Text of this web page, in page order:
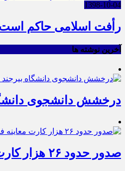
1398-10-04
رأفت اسلامی حاکم است
آخرین نوشته ها
درخشش دانشجوی
صدور حدود ۲۶ هزار کارت معاینه فنی وسایل نقلیه سنگین خراسان جنوبی